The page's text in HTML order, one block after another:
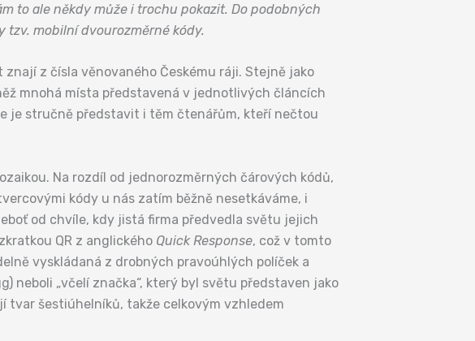
to ale někdy může i trochu pokazit. Do podobných
mobilní dvourozměrné kódy.
z čísla věnovaného Českému ráji. Stejně jako
mnohá místa představená v jednotlivých článcích
je stručně představit i těm čtenářům, kteří nečtou
Na rozdíl od jednorozměrných čárových kódů,
kódy u nás zatím běžně nesetkáváme, i
od chvíle, kdy jistá firma předvedla světu jejich
QR z anglického Quick Response, což v tomto
vyskládaná z drobných pravoúhlých políček a
neboli „včelí značka“, který byl světu představen jako
tvar šestiúhelníků, takže celkovým vzhledem